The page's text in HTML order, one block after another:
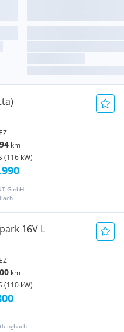
EZ
km
(116 kW)
GmbH
16V L
EZ
km
(110 kW)